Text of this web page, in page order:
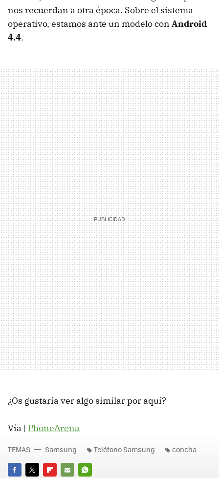
nos recuerdan a otra época. Sobre el sistema
operativo, estamos ante un modelo con Android
4.4.
¿Os gustaría ver algo similar por aquí?
Vía | PhoneArena
TEMAS Samsung Teléfono Samsung concha